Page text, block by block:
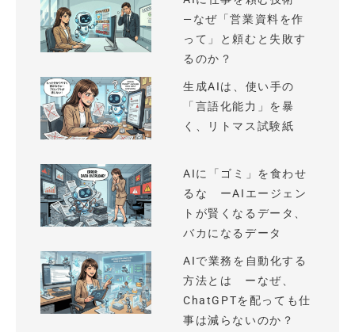
—なぜ「営業資料を作
って」と頼むと失敗す
るのか？
生成AIは、使い手の
「言語化能力」を暴
く、リトマス試験紙
AIに「ゴミ」を食わせ
るな ーAIエージェン
トが賢くなるデータ、
バカになるデータ
AIで業務を自動化する
方法とは ーなぜ、
ChatGPTを配っても仕
事は減らないのか？